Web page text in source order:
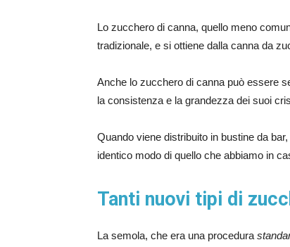
Lo zucchero di canna, quello meno
tradizionale, e si ottiene dalla canna da
Anche lo zucchero di canna può essere
la consistenza e la grandezza dei suoi
Quando viene distribuito in bustine da
identico modo di quello che abbiamo in
Tanti nuovi tipi di
La semola, che era una procedura